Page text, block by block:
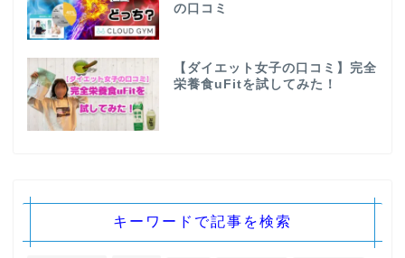
の口コミ
【ダイエット女子の口コミ】完全
栄養食uFitを試してみた！
キーワードで記事を検索